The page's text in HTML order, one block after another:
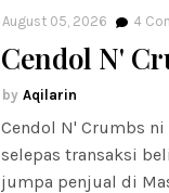
August 05, 2026 4
Cendol N'
Aqilarin
Cendol N' Crumbs
selepas transaksi
jumpa penjual di